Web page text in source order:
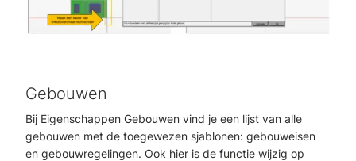
Gebouwen
Bij Eigenschappen Gebouwen vind je een lijst van alle
gebouwen met de toegewezen sjablonen: gebouweisen
en gebouwregelingen. Ook hier is de functie wijzig op